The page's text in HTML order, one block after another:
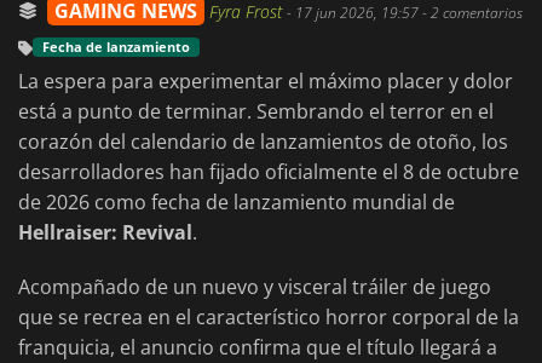
GAMING NEWS Fyra Frost- 17 jun 2026, 19:57- 2 comentarios
Fecha de lanzamiento
La espera para experimentar el máximo placer y dolor
está a punto de terminar. Sembrando el terror en el
corazón del calendario de lanzamientos de otoño, los
desarrolladores han fijado oficialmente el 8 de octubre
de 2026 como fecha de lanzamiento mundial de
Hellraiser: Revival.
Acompañado de un nuevo y visceral tráiler de juego
que se recrea en el característico horror corporal de la
franquicia, el anuncio confirma que el título llegará a